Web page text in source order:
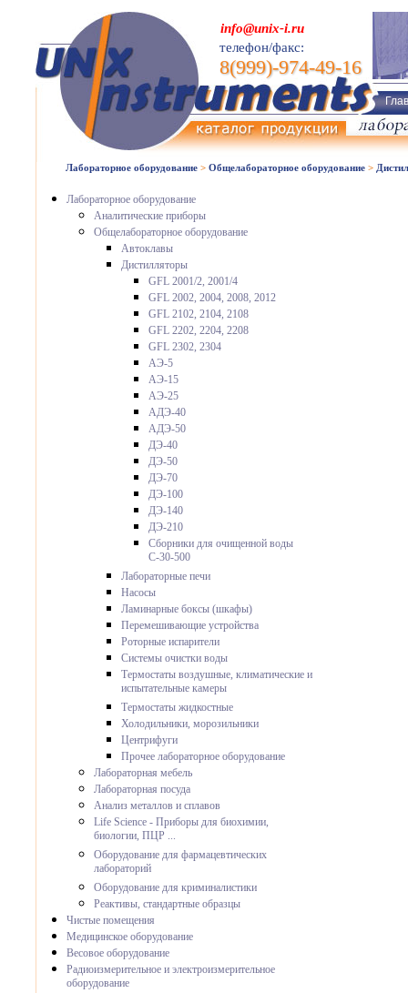
info@unix-i.ru
телефон/факс:
8(999)-974-49-16
Лабораторное оборудование > Общелабораторное оборудование >
Лабораторное оборудование
Аналитические приборы
Общелабораторное оборудование
Автоклавы
Дистилляторы
GFL 2001/2, 2001/4
GFL 2002, 2004, 2008, 2012
GFL 2102, 2104, 2108
GFL 2202, 2204, 2208
GFL 2302, 2304
АЭ-5
АЭ-15
АЭ-25
АДЭ-40
АДЭ-50
ДЭ-40
ДЭ-50
ДЭ-70
ДЭ-100
ДЭ-140
ДЭ-210
Сборники для очищенной воды
С-30-500
Лабораторные печи
Насосы
Ламинарные боксы (шкафы)
Перемешивающие устройства
Роторные испарители
Системы очистки воды
Термостаты воздушные, климатические и
испытательные камеры
Термостаты жидкостные
Холодильники, морозильники
Центрифуги
Прочее лабораторное оборудование
Лабораторная мебель
Лабораторная посуда
Анализ металлов и сплавов
Life Science - Приборы для биохимии,
биологии, ПЦР ...
Оборудование для фармацевтических
лабораторий
Оборудование для криминалистики
Реактивы, стандартные образцы
Чистые помещения
Медицинское оборудование
Весовое оборудование
Радиоизмерительное и электроизмерительное
оборудование